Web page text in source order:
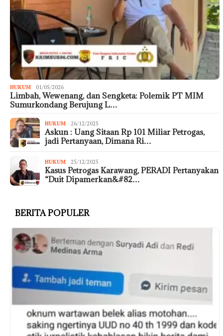
HUKUM 01/05/2026
Limbah, Wewenang, dan Sengketa: Polemik PT MIM
Sumurkondang Berujung L…
HUKUM 26/12/2025
Askun : Uang Sitaan Rp 101 Miliar Petrogas,
jadi Pertanyaan, Dimana Ri…
HUKUM 25/12/2025
Kasus Petrogas Karawang, PERADI Pertanyakan
“Duit Dipamerkan&#82…
BERITA POPULER